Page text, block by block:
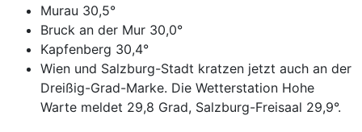
Murau 30,5°
Bruck an der Mur 30,0°
Kapfenberg 30,4°
Wien und Salzburg-Stadt kratzen jetzt auch an der
Dreißig-Grad-Marke. Die Wetterstation Hohe
Warte meldet 29,8 Grad, Salzburg-Freisaal 29,9°.